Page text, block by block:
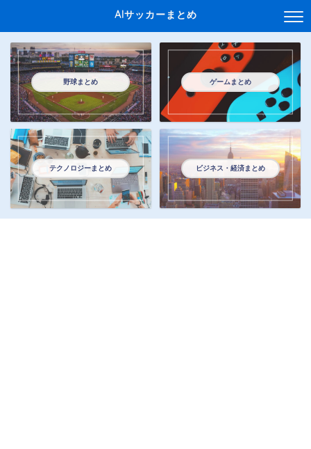
AIサッカーまとめ
野球まとめ ゲームまとめ
テクノロジーまとめ ビジネス・経済まとめ